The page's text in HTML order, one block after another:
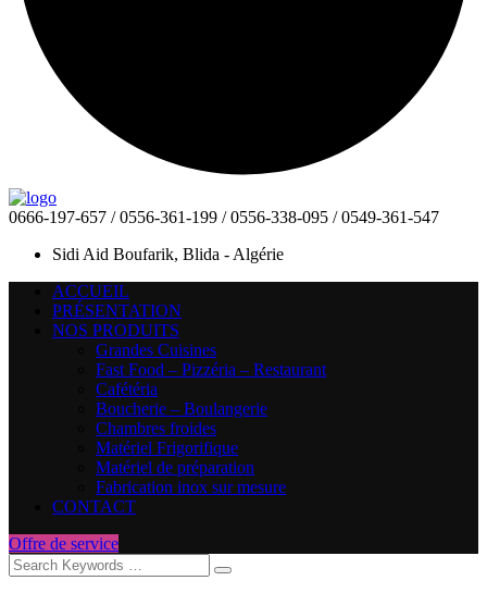
0666-197-657 / 0556-361-199 / 0556-338-095 / 0549-361-547
Sidi Aid Boufarik, Blida - Algérie
ACCUEIL
PRÉSENTATION
NOS PRODUITS
Grandes Cuisines
Fast Food – Pizzéria – Restaurant
Cafétéria
Boucherie – Boulangerie
Chambres froides
Matériel Frigorifique
Matériel de préparation
Fabrication inox sur mesure
CONTACT
Offre de service